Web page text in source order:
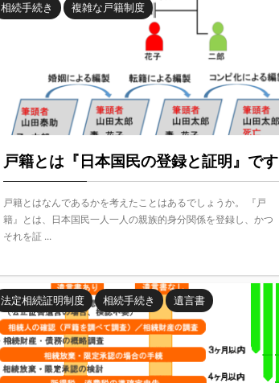
相続手続き 複雑な戸籍制度
戸籍とは『日本国民の登録と証明』です
戸籍とはなんであるかを考えたことはあるでしょうか。 『戸
籍』とは、日本国民一人一人の親族的身分関係を登録し、かつ
それを証 ...
法定相続証明制度 相続手続き 遺言書